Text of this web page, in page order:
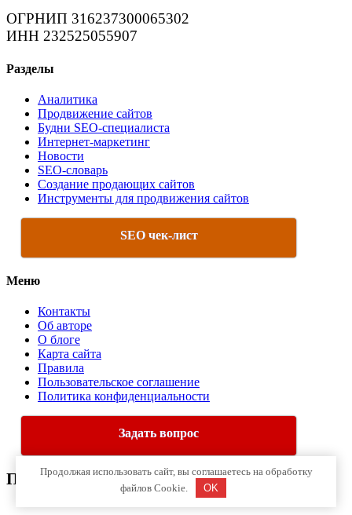
ОГРНИП 316237300065302
ИНН 232525055907
Разделы
Аналитика
Продвижение сайтов
Будни SEO-специалиста
Интернет-маркетинг
Новости
SEO-словарь
Создание продающих сайтов
Инструменты для продвижения сайтов
SEO чек-лист
Меню
Контакты
Об авторе
О блоге
Карта сайта
Правила
Пользовательское соглашение
Политика конфиденциальности
Задать вопрос
Про Интернет-Маркетинг
Продолжая использовать сайт, вы соглашаетесь на обработку
файлов Cookie.
OK